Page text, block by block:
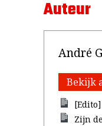
Auteur
André
Bekijk
Zijn